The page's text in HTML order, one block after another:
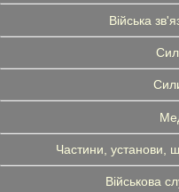
Війська
Частини, установи,
Військова